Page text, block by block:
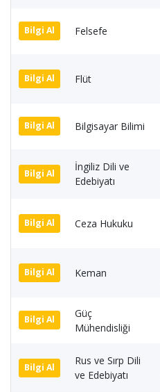
Bilgi Al Felsefe
Bilgi Al Flüt
Bilgi Al Bilgisayar Bilimi
Bilgi Al
İngiliz Dili ve
Edebiyatı
Bilgi Al Ceza Hukuku
Bilgi Al Keman
Bilgi Al
Güç
Mühendisliği
Bilgi Al
Rus ve Sırp Dili
ve Edebiyatı